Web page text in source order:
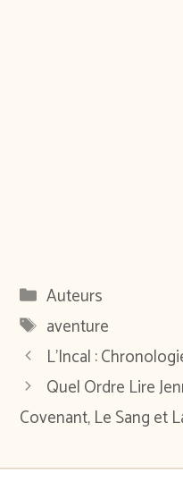
Catégories
Auteurs
Étiquettes
aventure
L’Incal :
Quel Ordre Lire
Covenant, Le Sang et